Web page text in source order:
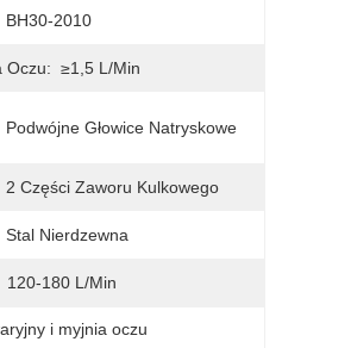
BH30-2010
Oczu: ≥1,5 L/min
Podwójne Głowice Natryskowe
2 Części Zaworu Kulkowego
Stal Nierdzewna
120-180 L/min
i myjnia oczu